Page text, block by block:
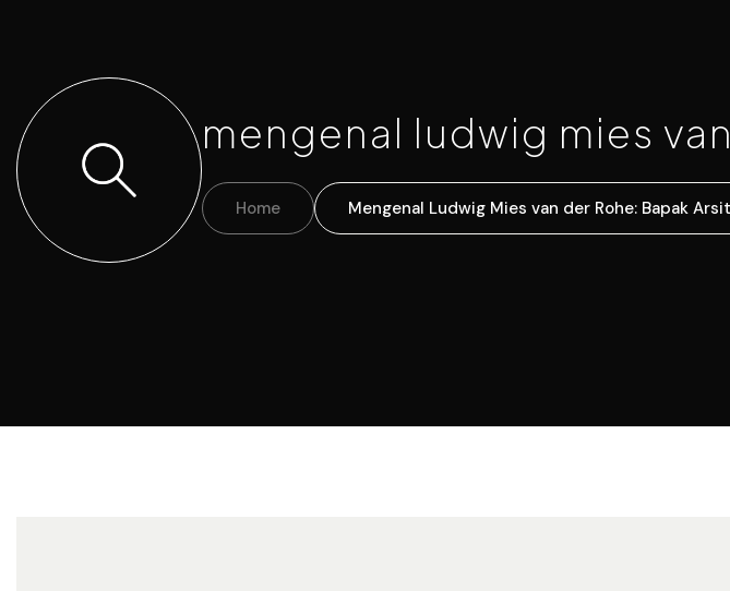
mengenal ludwig mies
Home Mengenal Ludwig Mies van der Rohe: Bapak